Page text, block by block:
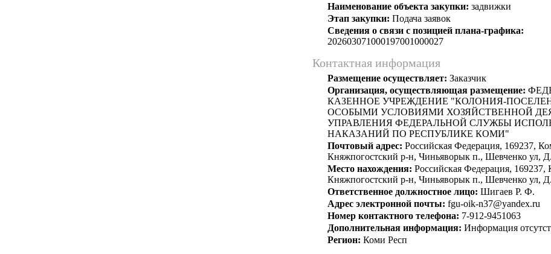
Наименование объекта закупки: задвижки
Этап закупки: Подача заявок
Сведения о связи с позицией плана-графика:
202603071000197001000027
Контактная информация
Размещение осуществляет: Заказчик
Организация, осуществляющая размещение:
КАЗЕННОЕ УЧРЕЖДЕНИЕ "КОЛОНИЯ-
ОСОБЫМИ УСЛОВИЯМИ ХОЗЯЙСТВЕННОЙ
УПРАВЛЕНИЯ ФЕДЕРАЛЬНОЙ СЛУЖБЫ
НАКАЗАНИЙ ПО РЕСПУБЛИКЕ КОМИ"
Почтовый адрес: Российская Федерация, 169237,
Княжпогостский р-н, Чиньяворык п., Шевченко ул,
Место нахождения: Российская Федерация, 169237,
Княжпогостский р-н, Чиньяворык п., Шевченко ул,
Ответственное должностное лицо: Шигаев Р. Ф.
Адрес электронной почты: fgu-oik-n37@yandex.ru
Номер контактного телефона: 7-912-9451063
Дополнительная информация: Информация
Регион: Коми Респ